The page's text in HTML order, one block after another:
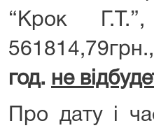
“Крок
год. не
Про дату і